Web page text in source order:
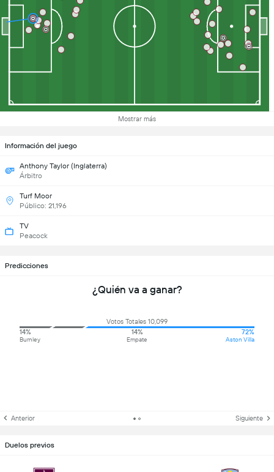
Mostrar más
Información del juego
Anthony Taylor (Inglaterra)
Árbitro
Turf Moor
Público: 21,196
TV
Peacock
Predicciones
¿Quién va a ganar?
Votos Totales 10,099
14%
Burnley
14%
Empate
72%
Aston Villa
Anterior Siguiente
Duelos previos